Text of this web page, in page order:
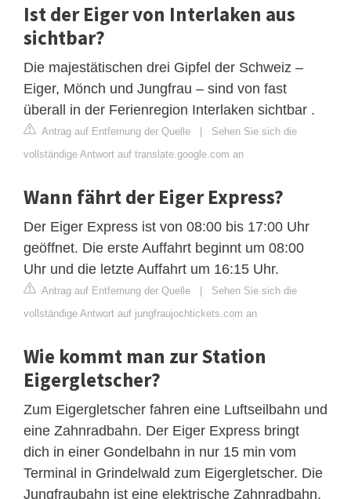
Ist der Eiger von Interlaken aus
sichtbar?
Die majestätischen drei Gipfel der Schweiz –
Eiger, Mönch und Jungfrau – sind von fast
überall in der Ferienregion Interlaken sichtbar .
Antrag auf Entfernung der Quelle | Sehen Sie sich die
vollständige Antwort auf translate.google.com an
Wann fährt der Eiger Express?
Der Eiger Express ist von 08:00 bis 17:00 Uhr
geöffnet. Die erste Auffahrt beginnt um 08:00
Uhr und die letzte Auffahrt um 16:15 Uhr.
Antrag auf Entfernung der Quelle | Sehen Sie sich die
vollständige Antwort auf jungfraujochtickets.com an
Wie kommt man zur Station
Eigergletscher?
Zum Eigergletscher fahren eine Luftseilbahn und
eine Zahnradbahn. Der Eiger Express bringt
dich in einer Gondelbahn in nur 15 min vom
Terminal in Grindelwald zum Eigergletscher. Die
Jungfraubahn ist eine elektrische Zahnradbahn,